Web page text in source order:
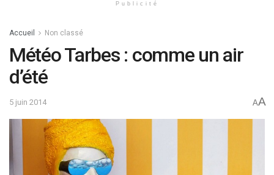
Publicité
Accueil Non classé
Météo Tarbes : comme un air
d’été
5 juin 2014 AA